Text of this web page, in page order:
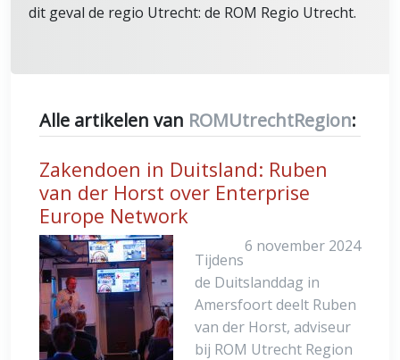
dit geval de regio Utrecht: de ROM Regio Utrecht.
Alle artikelen van ROMUtrechtRegion:
Zakendoen in Duitsland: Ruben
van der Horst over Enterprise
Europe Network
6 november 2024
Tijdens
de Duitslanddag in
Amersfoort deelt Ruben
van der Horst, adviseur
bij ROM Utrecht Region